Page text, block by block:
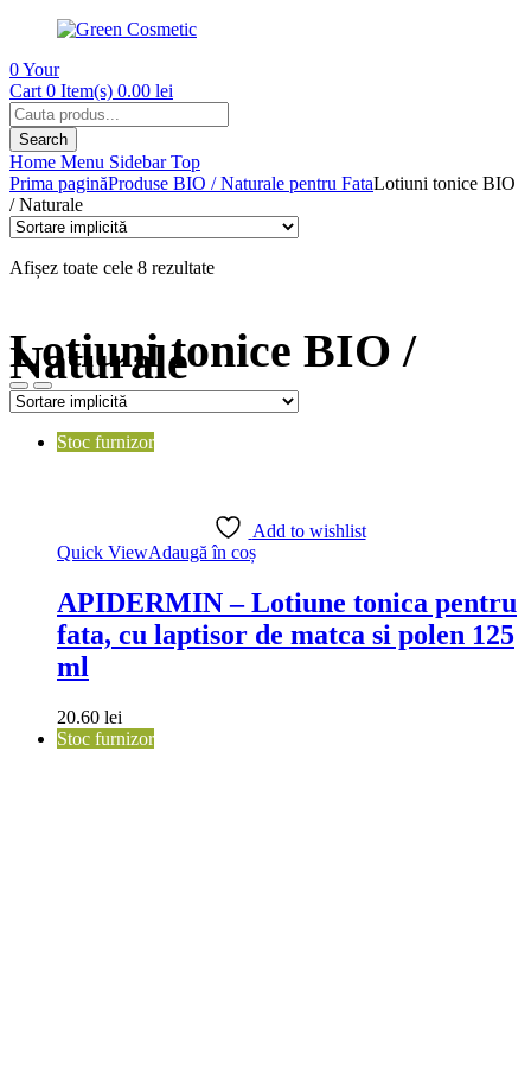
0Your
Cart 0 Item(s) 0.00 lei
Products
search
Search
Home Menu Sidebar Top
Prima paginăProduse BIO / Naturale pentru FataLotiuni tonice BIO
/ Naturale
Afișez toate cele 8 rezultate
Lotiuni tonice BIO /
Naturale
Stoc furnizor
Add to wishlist
Quick ViewAdaugă în coș
APIDERMIN – Lotiune tonica pentru
fata, cu laptisor de matca si polen 125
ml
20.60 lei
Stoc furnizor